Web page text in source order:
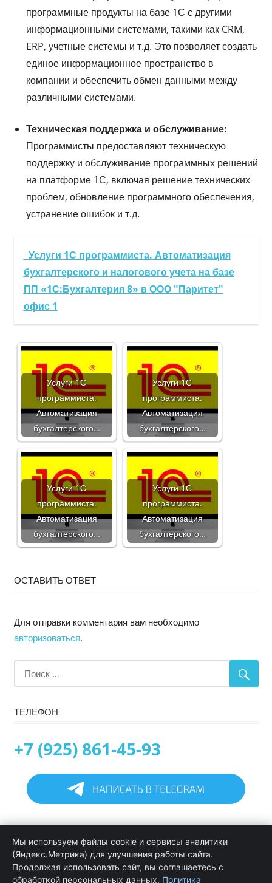
программные продукты на базе 1С с другими
информационными системами, такими как CRM,
ERP, учетные системы и т.д. Это позволяет создать
единое информационное пространство в
компании и обеспечить обмен данными между
различными системами.
Техническая поддержка и обслуживание:
Программисты предоставляют техническую
поддержку и обслуживание программных решений
на платформе 1С, включая решение технических
проблем, обновление программного обеспечения,
устранение ошибок и т.д.
Услуги 1С программиста. Автоматизация
бухгалтерского и налогового учета на базе
ПП «1С:Бухгалтерия 8» в ООО "Паритет"
офис 1
Услуги 1С
программиста.
Автоматизация
бухгалтерского…
Услуги 1С
программиста.
Автоматизация
бухгалтерского…
Услуги 1С
программиста.
Автоматизация
бухгалтерского…
Услуги 1С
программиста.
Автоматизация
бухгалтерского…
ОСТАВИТЬ ОТВЕТ
Для отправки комментария вам необходимо
авторизоваться.
ТЕЛЕФОН:
+7 (925) 861-45-93
Информация
Программирование в 1С услуги
Услуги обслуживания и сопровождения 1С
Мы используем файлы cookie и сервисы аналитики
(Яндекс.Метрика) для улучшения работы сайта.
Продолжая использовать сайт, вы соглашаетесь с
обработкой персональных данных. Политика